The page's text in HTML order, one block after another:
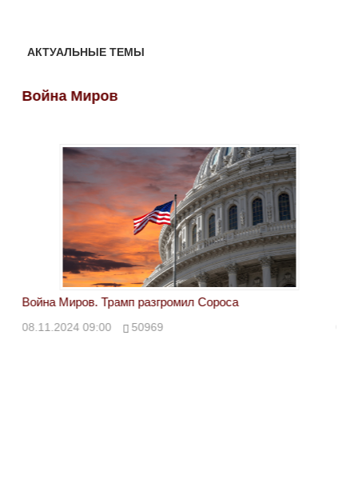
АКТУАЛЬНЫЕ ТЕМЫ
Война Миров
Война Миров. Трамп разгромил Сороса
08.11.2024 09:00 50969